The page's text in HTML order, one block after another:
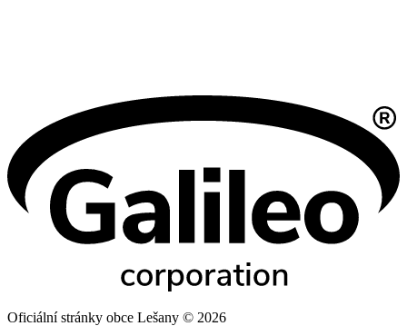
Oficiální stránky obce Lešany © 2026